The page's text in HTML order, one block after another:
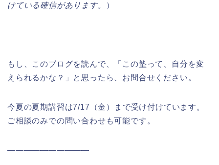
けている確信があります。
）
もし、このブログを読んで、「この塾って、自分を変
えられるかな？」と思ったら、お問合せください。
今夏の夏期講習は7/17（金）まで受け付けています。
ご相談のみでの問い合わせも可能です。
――――――――――